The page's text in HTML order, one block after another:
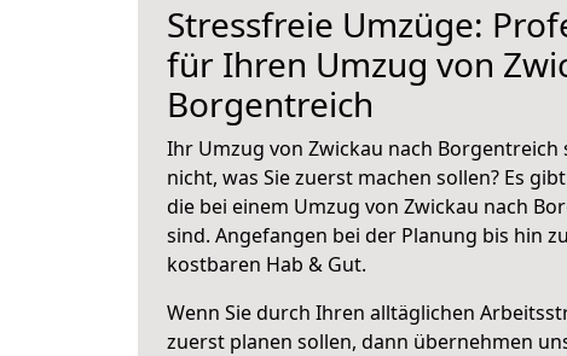
Stressfreie Umzüge:
für Ihren Umzug von
Borgentreich
Ihr Umzug von Zwickau nach Borgentreich
nicht, was Sie zuerst machen sollen? Es
die bei einem Umzug von Zwickau nach
sind. Angefangen bei der Planung bis hin
kostbaren Hab & Gut.
Wenn Sie durch Ihren alltäglichen
zuerst planen sollen, dann übernehmen